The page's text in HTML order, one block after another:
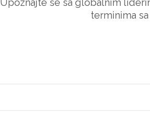
Upoznajte se sa globalnim
terminima